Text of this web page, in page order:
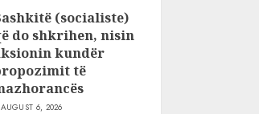
(socialiste)
do shkrihen, nisin
kundër
të
AUGUST 6, 2026